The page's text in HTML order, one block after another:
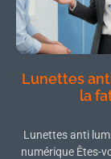
Lunettes
la
Lunettes anti
numérique Êtes-